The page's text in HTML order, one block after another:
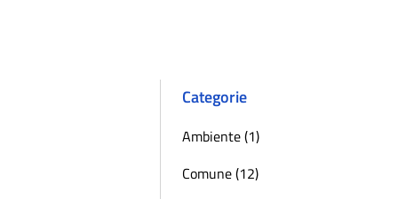
Categorie
Ambiente (1)
Comune (12)